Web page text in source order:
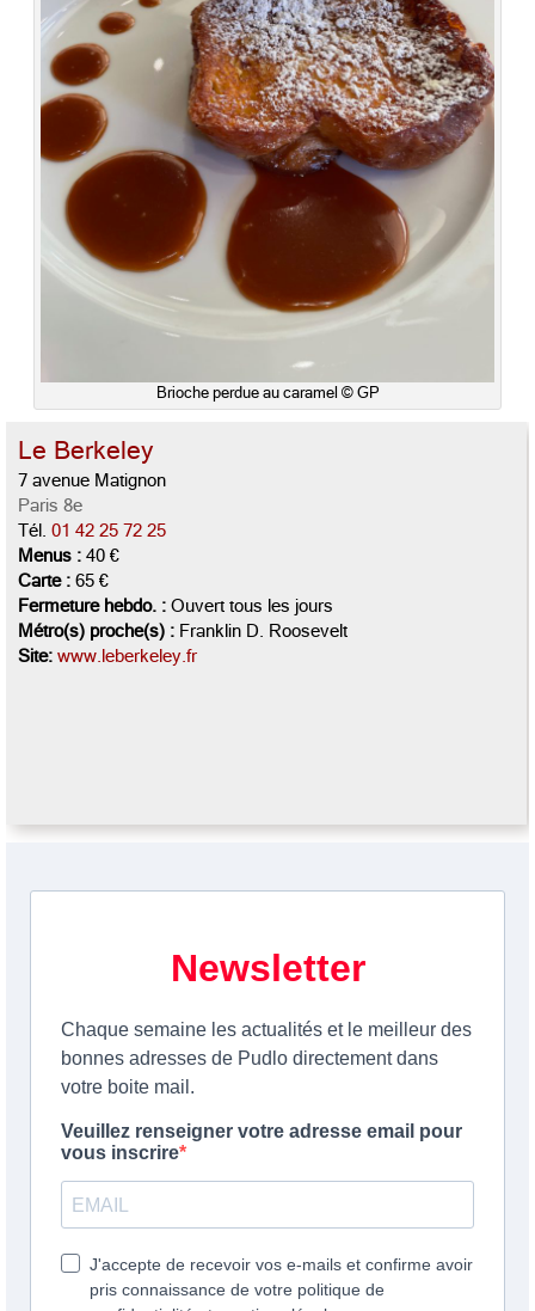
Brioche perdue au caramel © GP
Le Berkeley
7 avenue Matignon
Paris 8e
Tél. 01 42 25 72 25
Menus : 40 €
Carte : 65 €
Fermeture hebdo. : Ouvert tous les jours
Métro(s) proche(s) : Franklin D. Roosevelt
Site: www.leberkeley.fr